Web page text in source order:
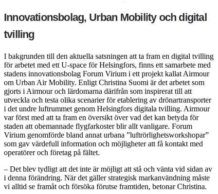
Innovationsbolag, Urban Mobility och digital
tvilling
I bakgrunden till den aktuella satsningen att ta fram en digital tvilling
för arbetet med ett U-space för Helsingfors, finns ett samarbete med
stadens innovationsbolag Forum Virium i ett projekt kallat Airmour
om Urban Air Mobility. Enligt Christina Suomi är det arbetet som
gjorts i Airmour och lärdomarna därifrån som inspirerat till att
utveckla och testa olika scenarier för etablering av drönartransporter
i det undre luftrummet genom Helsingfors digitala tvilling. Airmour
var först med att ta fram en översikt över vad det kan betyda för
staden att obemannade flygfarkoster blir allt vanligare. Forum
Virium genomförde bland annat urbana ”luftrörlighetsworkshopar”
som gav värdefull information och möjligheter att få kontakt med
operatörer och företag på fältet.
– Det blev tydligt att det inte är möjligt att stå och vänta vid sidan av
i denna förändring. När det gäller strategisk markanvändning måste
vi alltid se framåt och försöka förutse framtiden, betonar Christina.